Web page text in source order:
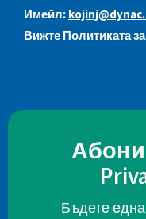
Имейл:
Вижте Политиката
Бъдете